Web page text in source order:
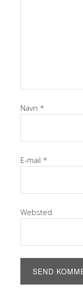
Navn *
E-mail *
Websted